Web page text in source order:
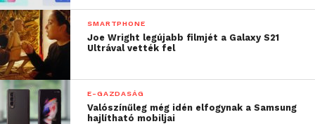
SMARTPHONE
Joe Wright legújabb filmjét a Galaxy S21
Ultrával vették fel
E-GAZDASÁG
Valószínűleg még idén elfogynak a Samsung
hajlítható mobiljai